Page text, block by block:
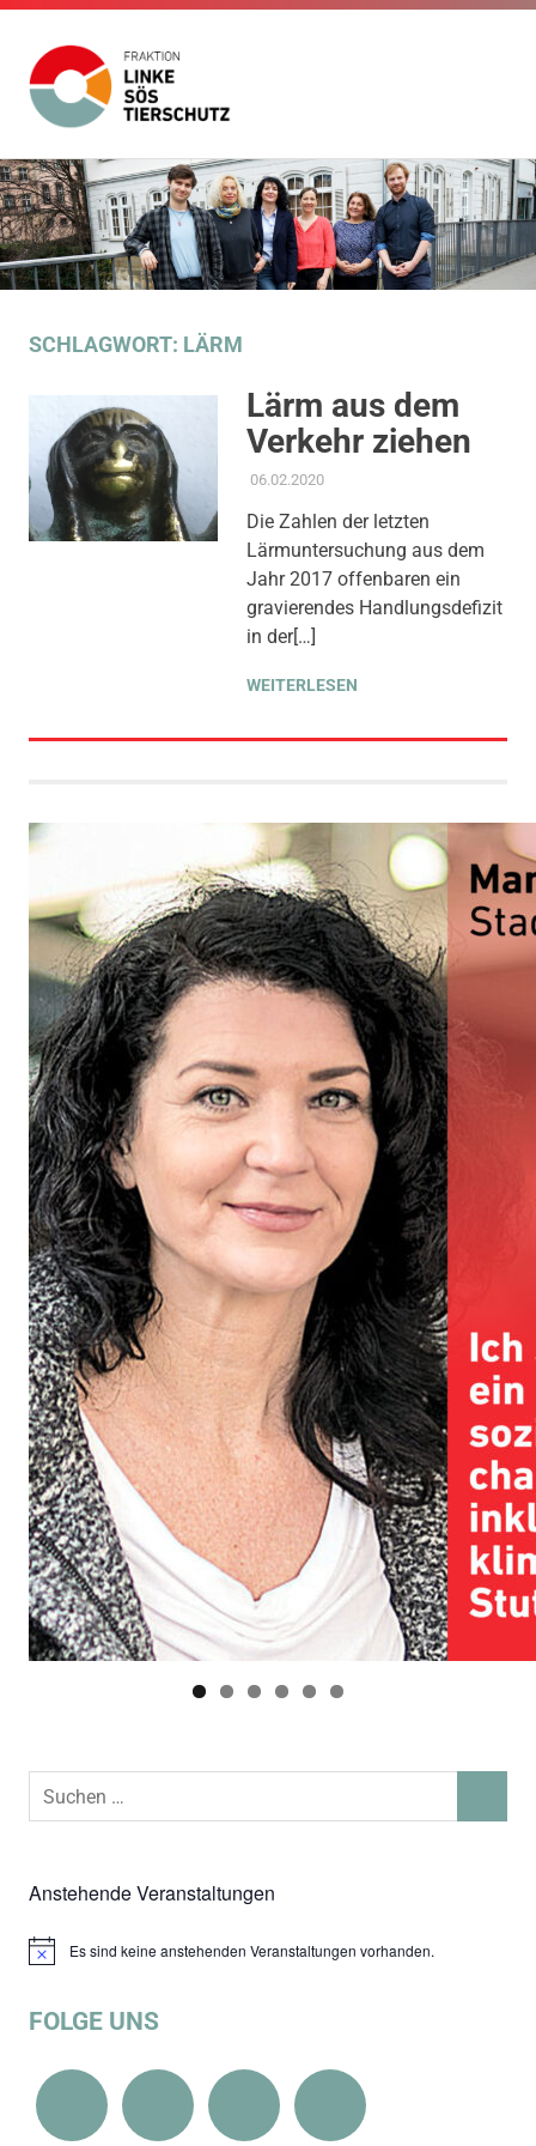
Zum
Inhalt
springen
Linke
SÖS
Tierschutz
der
Fraktion
Die
Linke
SÖS
Gemeinderat
SCHLAGWORT: LÄRM
Lärm aus dem
Verkehr ziehen
06.02.2020ADMIN
AKTUELLES
PFLEGE,MOBILITÄT &
VERKEHR,THEMEN,UMWELT,
KLIMA & ENERGIE
Die Zahlen der letzten
Lärmuntersuchung aus dem
Jahr 2017 offenbaren ein
gravierendes Handlungsdefizit
in der[…]
WEITERLESEN
Suchen
Anstehende Veranstaltungen
HinweisEs sind keine anstehenden Veranstaltungen vorhanden.
FOLGE UNS